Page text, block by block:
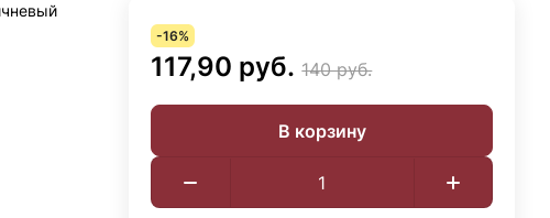
-16%
117,90 руб. 140 руб.
В корзину